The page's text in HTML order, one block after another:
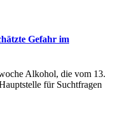
Gefahr im
Alkohol, die vom 13.
für Suchtfragen